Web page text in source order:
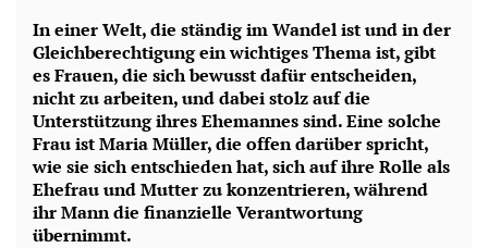
In einer Welt, die ständig im Wandel ist und in der
Gleichberechtigung ein wichtiges Thema ist, gibt
es Frauen, die sich bewusst dafür entscheiden,
nicht zu arbeiten, und dabei stolz auf die
Unterstützung ihres Ehemannes sind. Eine solche
Frau ist Maria Müller, die offen darüber spricht,
wie sie sich entschieden hat, sich auf ihre Rolle als
Ehefrau und Mutter zu konzentrieren, während
ihr Mann die finanzielle Verantwortung
übernimmt.